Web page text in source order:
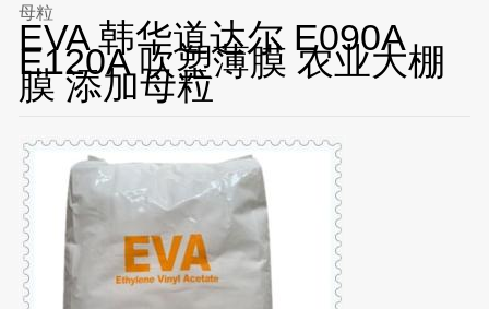
母粒
EVA 韩华道达尔 E090A
E120A 吹塑薄膜 农业大棚
膜 添加母粒